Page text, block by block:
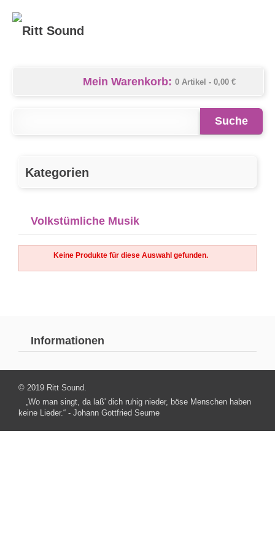
Mein Warenkorb: 0 Artikel - 0,00 €
Suche
Kategorien
Volkstümliche Musik
Keine Produkte für diese Auswahl gefunden.
Informationen
© 2019 Ritt Sound.
„Wo man singt, da laß' dich ruhig nieder, böse Menschen haben
keine Lieder.“ - Johann Gottfried Seume